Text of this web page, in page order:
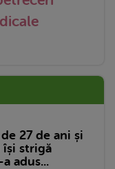
27 de ani și
își strigă
adus...